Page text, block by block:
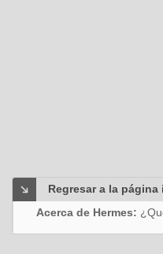
Regresar a la página
Acerca de Hermes: